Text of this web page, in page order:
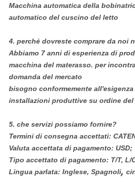
Macchina automatica della
automatico del cuscino del letto
4. perché dovreste comprare da noi
Abbiamo 7 anni di esperienza di
macchina del materasso. per
domanda del mercato
bisogno conformemente
installazioni produttive su ordine del
5. che servizi possiamo fornire?
Termini di consegna accettati:
Valuta accettata di pagamento: USD;
Tipo accettato di pagamento: T/T, L/
Lingua parlata: Inglese, Spagnoli,